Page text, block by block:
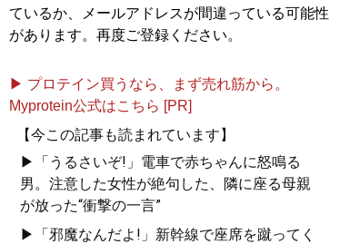
ているか、メールアドレスが間違っている可能性
があります。再度ご登録ください。
▶ プロテイン買うなら、まず売れ筋から。
Myprotein公式はこちら [PR]
【今この記事も読まれています】
▶「うるさいぞ!」電車で赤ちゃんに怒鳴る
男。注意した女性が絶句した、隣に座る母親
が放った“衝撃の一言”
▶「邪魔なんだよ!」新幹線で座席を蹴ってく